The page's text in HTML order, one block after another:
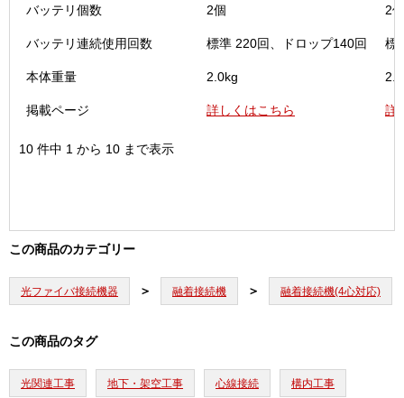
バッテリ個数 2個 2個
バッテリ連続使用回数 標準 220回、ドロップ140回 標
本体重量 2.0kg
掲載ページ 詳しくはこちら 詳
10 件中 1 から 10 まで表示
この商品のカテゴリー
光ファイバ接続機器 融着接続機 融着接続機(4心対応)
この商品のタグ
光関連工事 地下・架空工事 心線接続 構内工事